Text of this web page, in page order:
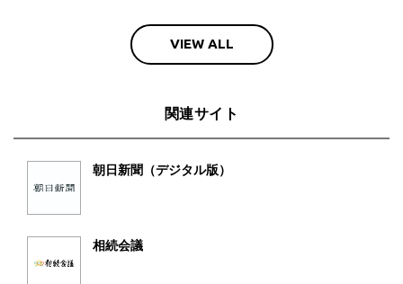
VIEW ALL
関連サイト
朝日新聞（デジタル版）
相続会議